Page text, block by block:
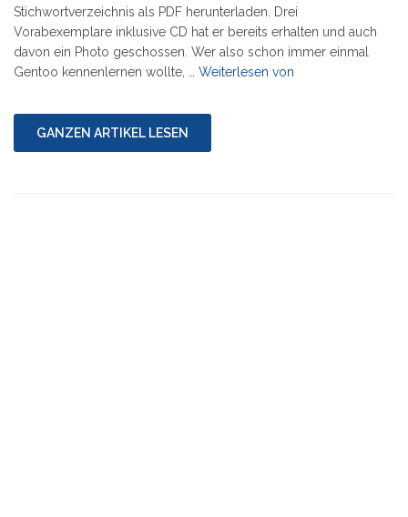
Stichwortverzeichnis als PDF herunterladen. Drei
Vorabexemplare inklusive CD hat er bereits erhalten und auch
davon ein Photo geschossen. Wer also schon immer einmal
Gentoo kennenlernen wollte, … Weiterlesen von
GANZEN ARTIKEL LESEN